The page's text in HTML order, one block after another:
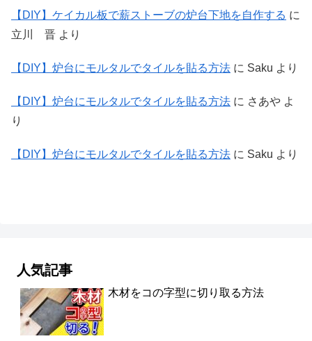
【DIY】ケイカル板で薪ストーブの炉台下地を自作する に
立川 晋 より
【DIY】炉台にモルタルでタイルを貼る方法 に Saku より
【DIY】炉台にモルタルでタイルを貼る方法 に さあや よ
り
【DIY】炉台にモルタルでタイルを貼る方法 に Saku より
人気記事
木材をコの字型に切り取る方法